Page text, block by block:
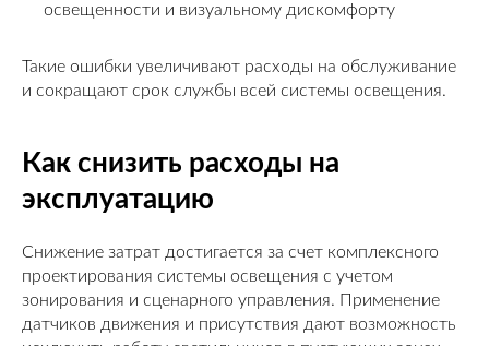
освещенности и визуальному дискомфорту
Такие ошибки увеличивают расходы на обслуживание
и сокращают срок службы всей системы освещения.
Как снизить расходы на
эксплуатацию
Снижение затрат достигается за счет комплексного
проектирования системы освещения с учетом
зонирования и сценарного управления. Применение
датчиков движения и присутствия дают возможность